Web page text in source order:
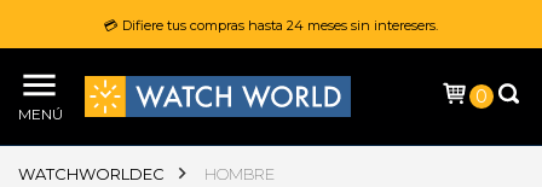
💳 Difiere tus compras hasta 24 meses sin interesers.
MENÚ
0
WATCHWORLDEC HOMBRE